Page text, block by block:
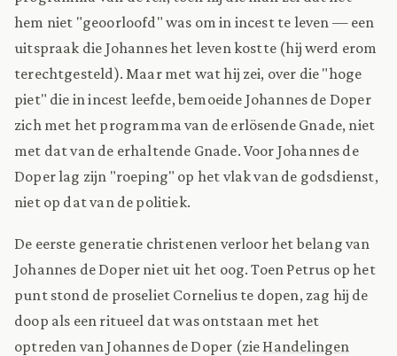
hem niet "geoorloofd" was om in incest te leven — een
uitspraak die Johannes het leven kostte (hij werd erom
terechtgesteld). Maar met wat hij zei, over die "hoge
piet" die in incest leefde, bemoeide Johannes de Doper
zich met het programma van de erlösende Gnade, niet
met dat van de erhaltende Gnade. Voor Johannes de
Doper lag zijn "roeping" op het vlak van de godsdienst,
niet op dat van de politiek.
De eerste generatie christenen verloor het belang van
Johannes de Doper niet uit het oog. Toen Petrus op het
punt stond de proseliet Cornelius te dopen, zag hij de
doop als een ritueel dat was ontstaan met het
optreden van Johannes de Doper (zie Handelingen